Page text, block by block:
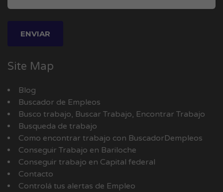
Site Map
Blog
Buscador de Empleos
Busco trabajo, Buscar Trabajo, Encontrar Trabajo
Busqueda de trabajo
Como encontrar trabajo con BuscadorDempleos
Conseguir Trabajo en Bariloche
Conseguir trabajo en Capital federal
Contacto
Controlá tus alertas de Empleo